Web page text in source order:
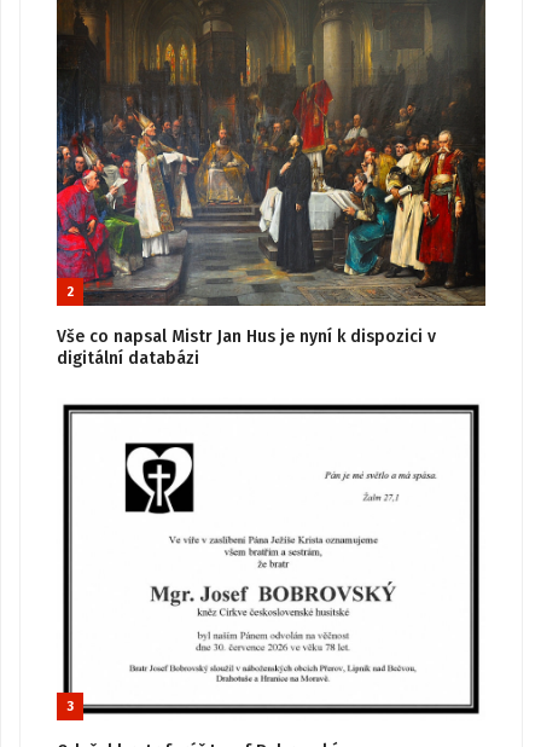
2
Vše co napsal Mistr Jan Hus je nyní k dispozici v
digitální databázi
3